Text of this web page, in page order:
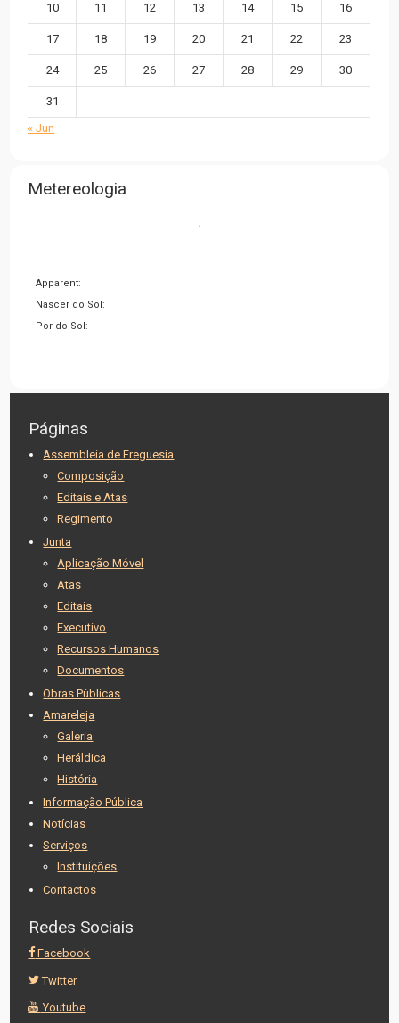
10 11 12 13 14 15 16
17 18 19 20 21 22 23
24 25 26 27 28 29 30
31
« Jun
Metereologia
,
Apparent:
Nascer do Sol:
Por do Sol:
Páginas
Assembleia de Freguesia
Composição
Editais e Atas
Regimento
Junta
Aplicação Móvel
Atas
Editais
Executivo
Recursos Humanos
Documentos
Obras Públicas
Amareleja
Galeria
Heráldica
História
Informação Pública
Notícias
Serviços
Instituições
Contactos
Redes Sociais
Facebook
Twitter
Youtube